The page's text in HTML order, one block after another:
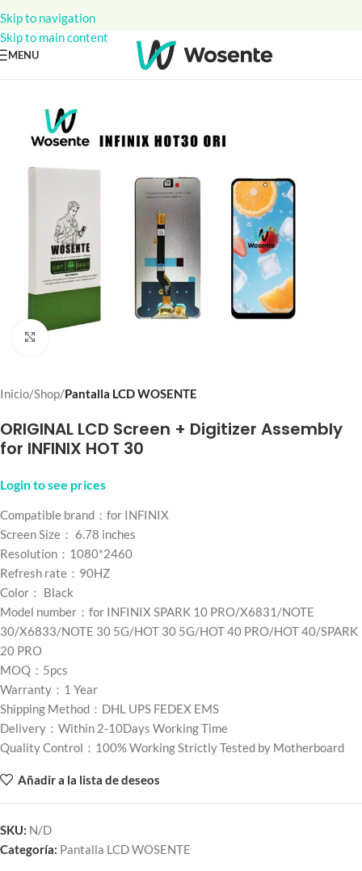
Skip to navigation
Skip to main content
MENU
Inicio Shop Pantalla LCD WOSENTE
ORIGINAL LCD Screen + Digitizer Assembly
for INFINIX HOT 30
Login to see prices
Compatible brand：for INFINIX
Screen Size： 6.78 inches
Resolution：1080*2460
Refresh rate：90HZ
Color： Black
Model number：for INFINIX SPARK 10 PRO/X6831/NOTE
30/X6833/NOTE 30 5G/HOT 30 5G/HOT 40 PRO/HOT 40/SPARK
20 PRO
MOQ：5pcs
Warranty：1 Year
Shipping Method：DHL UPS FEDEX EMS
Delivery：Within 2-10Days Working Time
Quality Control：100% Working Strictly Tested by Motherboard
Añadir a la lista de deseos
SKU: N/D
Categoría: Pantalla LCD WOSENTE